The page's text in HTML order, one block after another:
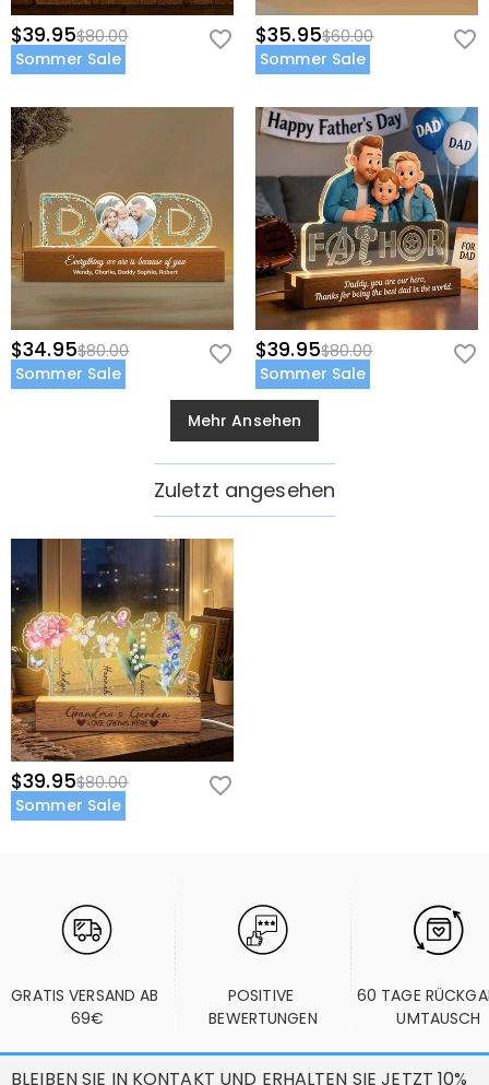
$39.95$80.00
Sommer Sale
$35.95$60.00
Sommer Sale
$34.95$80.00
Sommer Sale
$39.95$80.00
Sommer Sale
Mehr Ansehen
Zuletzt angesehen
$39.95$80.00
Sommer Sale
GRATIS VERSAND AB
69€
POSITIVE
BEWERTUNGEN
60 TAGE
UMTAUSCH
BLEIBEN SIE IN KONTAKT UND ERHALTEN SIE JETZT 10%